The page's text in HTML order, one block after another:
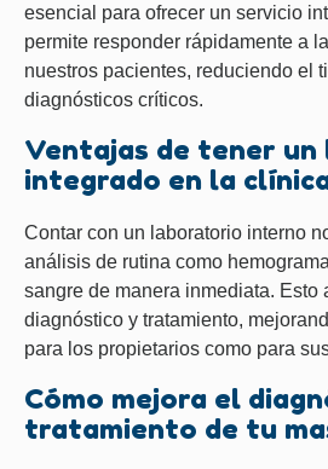
esencial para ofrecer un servicio
permite responder rápidamente a
nuestros pacientes, reduciendo el
diagnósticos críticos.
Ventajas de tener
integrado en la
Contar con un laboratorio interno
análisis de rutina como
sangre de manera inmediata. Esto
diagnóstico y tratamiento,
para los propietarios como para
Cómo mejora el
tratamiento de tu